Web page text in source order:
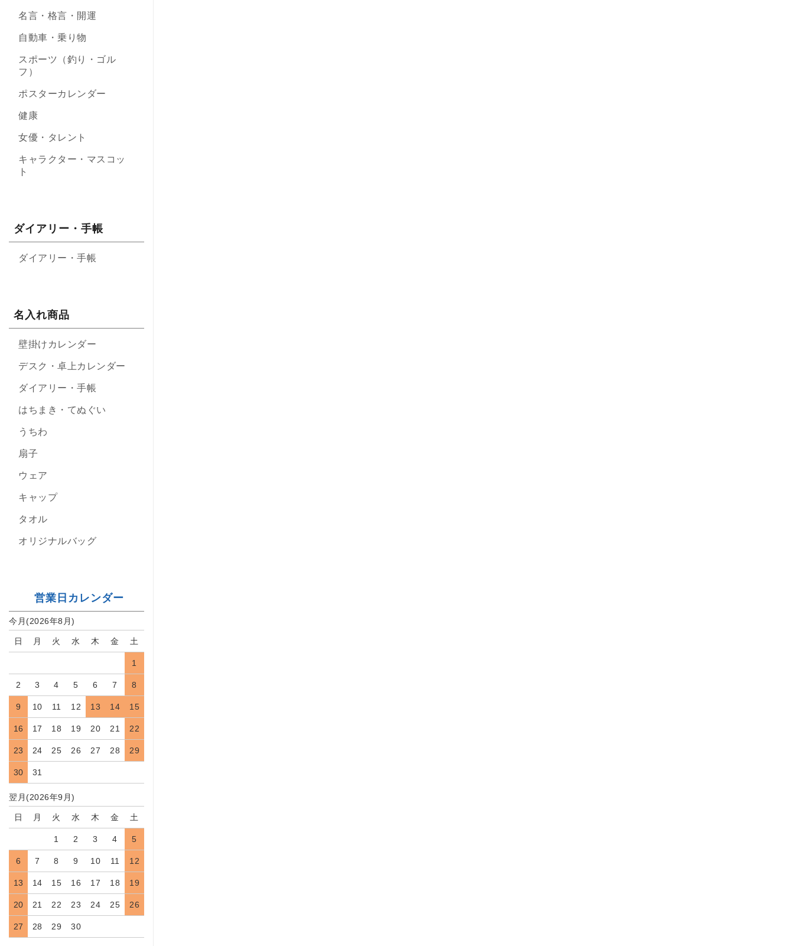
名言・格言・開運
自動車・乗り物
スポーツ（釣り・ゴル
フ）
ポスターカレンダー
健康
女優・タレント
キャラクター・マスコッ
ト
ダイアリー・手帳
ダイアリー・手帳
名入れ商品
壁掛けカレンダー
デスク・卓上カレンダー
ダイアリー・手帳
はちまき・てぬぐい
うちわ
扇子
ウェア
キャップ
タオル
オリジナルバッグ
営業日カレンダー
今月(2026年8月)
日 月 火 水 木 金 土
1
2 3 4 5 6 7 8
9 10 11 12 13 14 15
16 17 18 19 20 21 22
23 24 25 26 27 28 29
30 31
翌月(2026年9月)
日 月 火 水 木 金 土
1 2 3 4 5
6 7 8 9 10 11 12
13 14 15 16 17 18 19
20 21 22 23 24 25 26
27 28 29 30